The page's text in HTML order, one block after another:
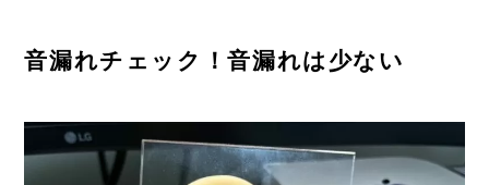
音漏れチェック！音漏れは少ない